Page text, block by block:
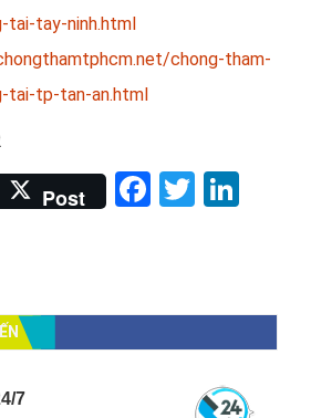
tai-tay-ninh.html
chong-tham-
tai-tp-tan-an.html
Post Facebook
Twitter
7